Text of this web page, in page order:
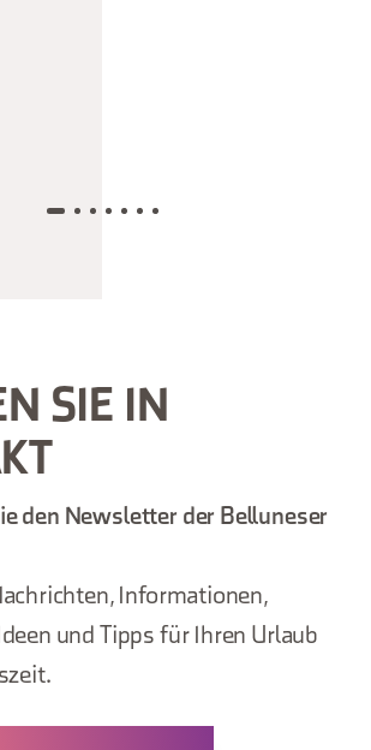
SIE IN
den Newsletter der Belluneser
Informationen,
und Tipps für Ihren Urlaub